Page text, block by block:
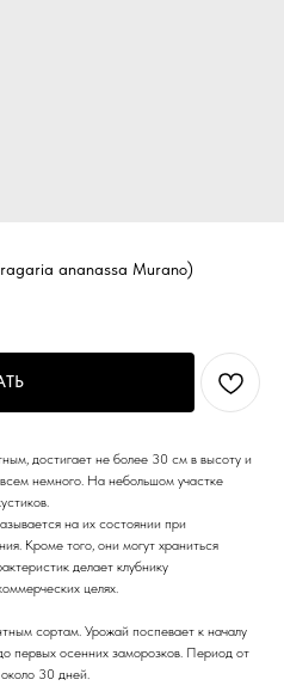
ananassa Murano)
достигает не более 30 см в высоту и
немного. На небольшом участке
на их состоянии при
Кроме того, они могут храниться
делает клубнику
целях.
сортам. Урожай поспевает к началу
первых осенних заморозков. Период от
30 дней.